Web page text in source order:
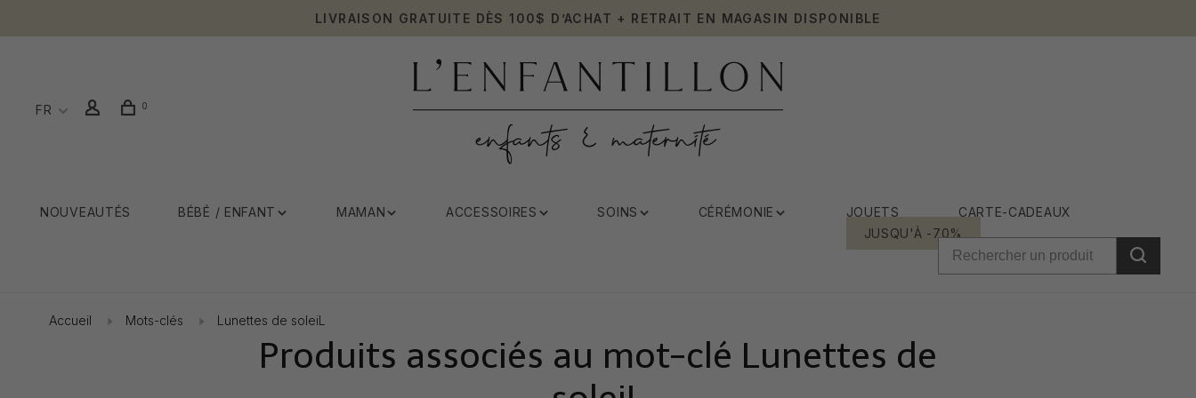
LIVRAISON GRATUITE DÈS 100$ D’ACHAT + RETRAIT EN MAGASIN DISPONIBLE
FR 0
NOUVEAUTÉS BÉBÉ / ENFANT MAMAN ACCESSOIRES SOINS CÉRÉMONIE JOUETS
CARTE-CADEAUX
JUSQU'À -70%
Accueil Mots-clés Lunettes de soleiL
Produits associés au mot-clé Lunettes de